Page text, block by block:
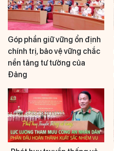
Góp phần giữ vững ổn định
chính trị, bảo vệ vững chắc
nền tảng tư tưởng của
Đảng